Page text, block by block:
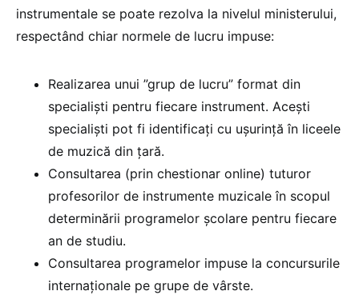
instrumentale se poate rezolva la nivelul ministerului,
respectând chiar normele de lucru impuse:
Realizarea unui ”grup de lucru” format din
specialiști pentru fiecare instrument. Acești
specialiști pot fi identificați cu ușurință în liceele
de muzică din țară.
Consultarea (prin chestionar online) tuturor
profesorilor de instrumente muzicale în scopul
determinării programelor școlare pentru fiecare
an de studiu.
Consultarea programelor impuse la concursurile
internaționale pe grupe de vârste.